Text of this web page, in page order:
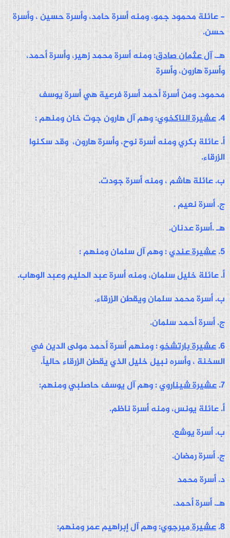
- عائلة محمود جمو، ومنه أسرة حامد، وأسرة حسين ، وأسرة
حسن.
هـ.آل عثمان صادق: ومنه أسرة محمد زهير، وأسرة أحمد،
وأسرة هارون، وأسرة
محمود. ومن أسرة أحمد أسرة فرعية هي أسرة يوسف
4. عشيرة الناكخوي: وهم آل هارون جوت خان ومنهم :
أ. عائلة بكري ومنه أسرة نوح، وأسرة هارون، وقد سكنوا
الزرقاء.
ب. عائلة هاشم ، ومنه أسرة جودت.
ج. أسرة نعيم .
هـ .أسرة عدنان.
5. عشيرة عندي: وهم آل سلمان ومنهم :
أ. عائلة خليل سلمان، ومنه أسرة عبد الحليم وعبد الوهاب.
ب. أسرة محمد سلمان ويقطن الزرقاء.
ج. أسرة أحمد سلمان.
6. عشيرة بارتشخو: ومنهم أسرة أحمد مولى الدين في
السخنة ، وأسره نبيل خليل الذي يقطن الزرقاء حالياً.
7. عشيرة شيناروي: وهم آل يوسف حاصلبي ومنهم:
أ. عائلة يونس، ومنه أسرة ناظم.
ب. أسرة يوشع.
ج. أسرة رمضان.
د. أسرة محمد
هـ. أسرة أحمد.
8. عشيرة ميرجوي: وهم آل إبراهيم عمر ومنهم: